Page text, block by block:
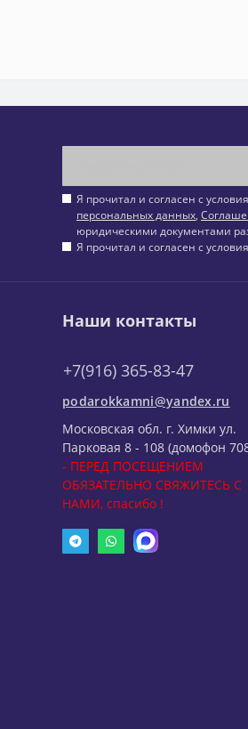
Я прочитал и согласен с
персональных данных,
юридическими документами
Я прочитал и согласен с
Наши контакты
+7(916) 365-83-47
podarokkamni@yandex.ru
Московская обл. г. Химки ул.
Парковая 8 - 108 (домофон
- ПЕРЕД ПОСЕЩЕНИЕМ
ОБЯЗАТЕЛЬНО СВЯЖИТЕСЬ С
НАМИ, спасибо !